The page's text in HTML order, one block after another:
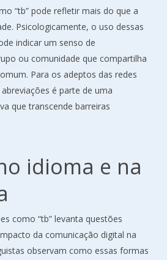
“tb” pode refletir mais do que a
Psicologicamente, o uso dessas
indicar um senso de
ou comunidade que compartilha
Para os adeptos das redes
é parte de uma
que transcende barreiras
idioma e na
como “tb” levanta questões
da comunicação digital na
observam como essas formas